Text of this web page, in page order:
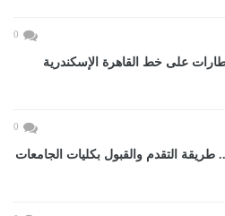
0
على خط القاهرة الإسكندرية
0
تنسيق الجامعات 2026.. طريقة التقدم والقبول بكليات الجامعات